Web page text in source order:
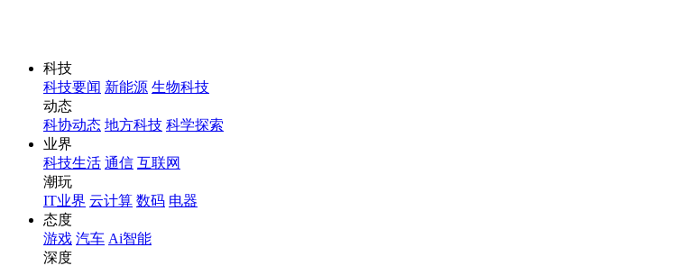
科技
科技要闻 新能源 生物科技
动态
科协动态 地方科技 科学探索
业界
科技生活 通信 互联网
潮玩
IT业界 云计算 数码 电器
态度
游戏 汽车 Ai智能
深度